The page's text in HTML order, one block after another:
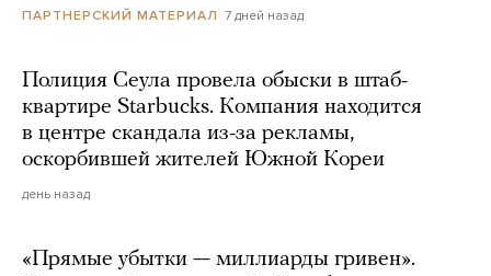
ПАРТНЕРСКИЙ МАТЕРИАЛ 7 дней назад
Полиция Сеула провела обыски в штаб-
квартире Starbucks. Компания находится
в центре скандала из-за рекламы,
оскорбившей жителей Южной Кореи
день назад
«Прямые убытки — миллиарды гривен».